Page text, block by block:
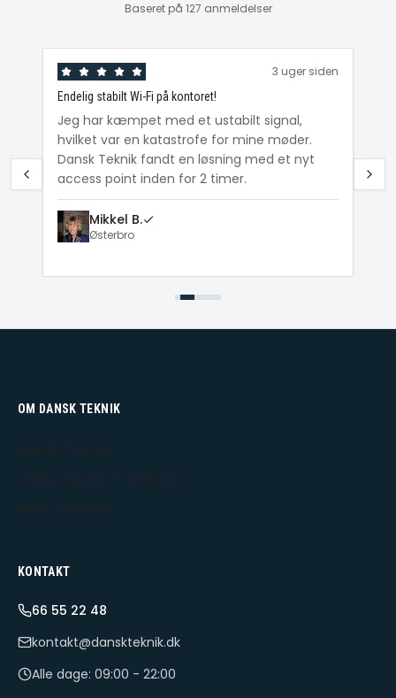
Baseret på 127 anmeldelser
3 uger siden
Endelig stabilt Wi-Fi på kontoret!
Jeg har kæmpet med et ustabilt signal,
hvilket var en katastrofe for mine møder.
Dansk Teknik fandt en løsning med et nyt
access point inden for 2 timer.
Mikkel B.
Østerbro
OM DANSK TEKNIK
KONTAKT
66 55 22 48
kontakt@danskteknik.dk
Alle dage: 09:00 - 22:00